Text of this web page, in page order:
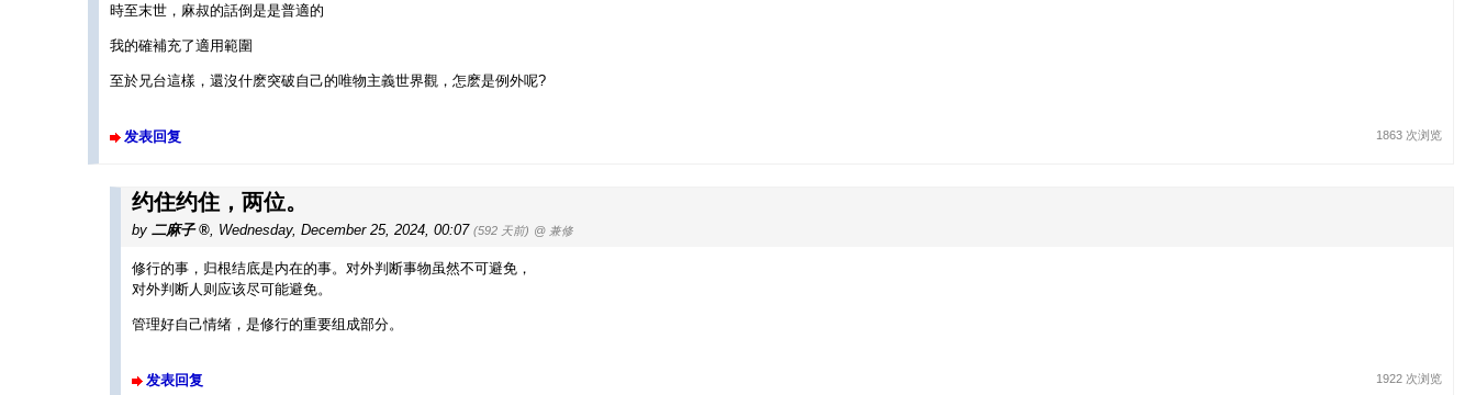
時至末世，麻叔的話倒是是普適的
我的確補充了適用範圍
至於兄台這樣，還沒什麽突破自己的唯物主義世界觀，怎麽是例外呢?
发表回复 1863 次浏览
约住约住，两位。
by 二麻子 , Wednesday, December 25, 2024, 00:07 (592 天前) @ 兼修
修行的事，归根结底是内在的事。对外判断事物虽然不可避免，
对外判断人则应该尽可能避免。
管理好自己情绪，是修行的重要组成部分。
发表回复 1922 次浏览